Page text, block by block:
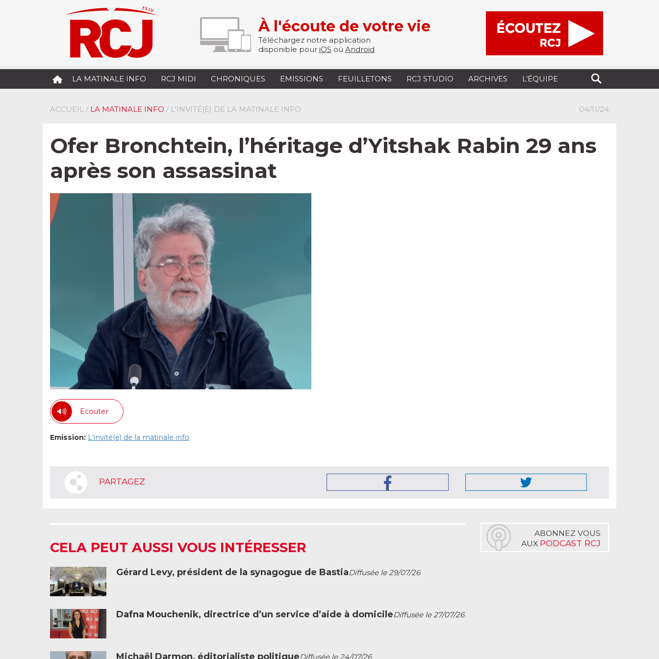
À l'écoute de votre vie
Téléchargez notre application
disponible pour iOS où Android
LA MATINALE INFO RCJ MIDI CHRONIQUES EMISSIONS FEUILLETONS RCJ STUDIO ARCHIVES L’ÉQUIPE
ACCUEIL / LA MATINALE INFO / L'INVITÉ(E) DE LA MATINALE INFO 04/11/24
Ofer Bronchtein, l’héritage d’Yitshak Rabin 29 ans
après son assassinat
Ecouter
Emission: L'invité(e) de la matinale info
PARTAGEZ
CELA PEUT AUSSI VOUS INTÉRESSER
Gérard Levy, président de la synagogue de BastiaDiffusée le 29/07/26
Dafna Mouchenik, directrice d’un service d’aide à domicileDiffusée le 27/07/26
Michaël Darmon, éditorialiste politiqueDiffusée le 24/07/26
ABONNEZ VOUS
AUX PODCAST RCJ